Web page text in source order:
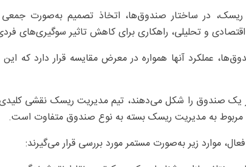
ریسک، در ساختار صندوق‌ها، اتخاذ تصمیم به‌صورت
و تحلیلی، راهکاری برای کاهش تاثیر سوگیری‌های
عملکرد آنها همواره در معرض مقایسه قرار دارد که
یک صندوق را شکل می‌دهند، تیم مدیریت ریسک نقشی کلیدی
مربوط به مدیریت ریسک بسته به نوع صندوق متفاوت است.
موارد زیر به‌صورت مستمر مورد بررسی قرار می‌گیرند: